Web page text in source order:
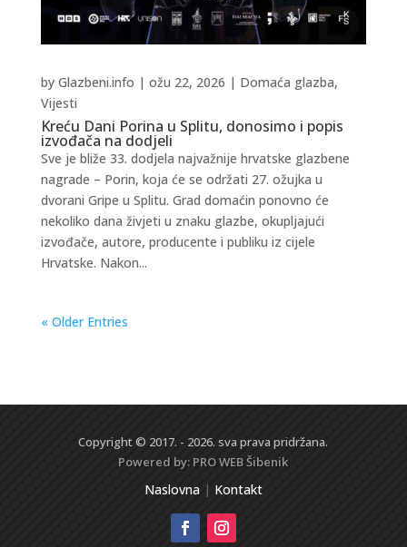
Kreću Dani Porina u Splitu, donosimo i popis
izvođača na dodjeli
by Glazbeni.info | ožu 22, 2026 | Domaća glazba,
Vijesti
Sve je bliže 33. dodjela najvažnije hrvatske glazbene
nagrade – Porin, koja će se održati 27. ožujka u
dvorani Gripe u Splitu. Grad domaćin ponovno će
nekoliko dana živjeti u znaku glazbe, okupljajući
izvođače, autore, producente i publiku iz cijele
Hrvatske. Nakon...
« Older Entries
Copyright © 2017. - 2026. sva prava pridržana.
Powered by: PRO WEBŠibenik
Naslovna| Kontakt